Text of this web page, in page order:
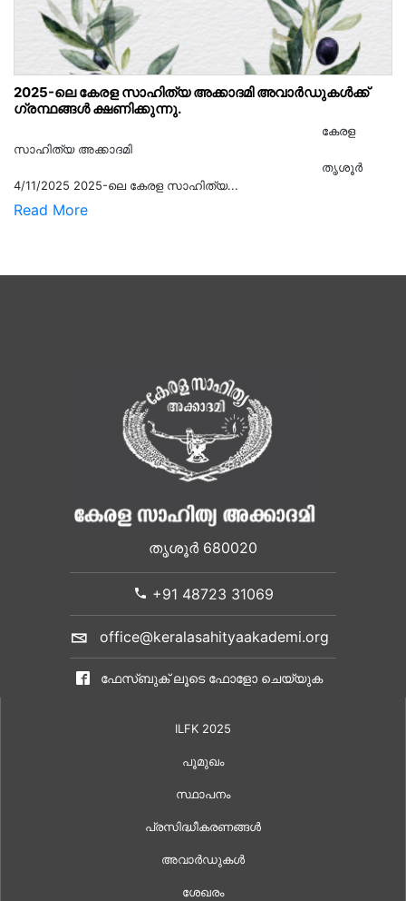
2025-ലെ കേരള സാഹിത്യ അക്കാദമി അവാർഡുകൾക്ക്
ഗ്രന്ഥങ്ങൾ ക്ഷണിക്കുന്നു.
കേരള
സാഹിത്യ അക്കാദമി
തൃശൂര്‍
4/11/2025 2025-ലെ കേരള സാഹിത്യ...
Read More
തൃശൂർ 680020
+91 48723 31069
office@keralasahityaakademi.org
ഫേസ്ബുക് ലൂടെ ഫോളോ ചെയ്യുക
ILFK 2025
പൂമുഖം
സ്ഥാപനം
പ്രസിദ്ധീകരണങ്ങൾ
അവാർഡുകൾ
ശേഖരം